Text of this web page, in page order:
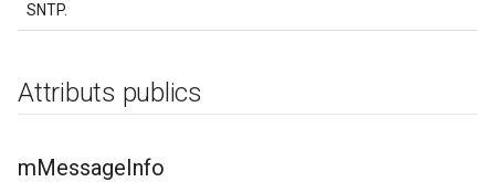
SNTP.
Attributs publics
mMessageInfo